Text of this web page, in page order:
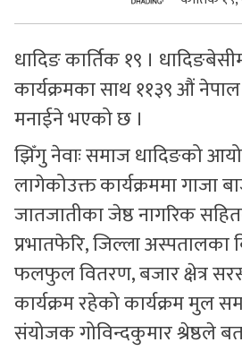
सुचनाहरु
स्वास्थ्य
भिडियो
धादिङ कार्तिक १९ ।
कार्यक्रमका साथ ११३९ औं
मनाईने भएको छ ।
झिँगु नेवाः समाज धादिङको
लागेकोउक्त कार्यक्रममा गाजा
जातजातीका जेष्ठ नागरिक
प्रभातफेरि, जिल्ला अस्पतालका
फलफुल वितरण, बजार क्षेत्र
कार्यक्रम रहेको कार्यक्रम मुल
संयोजक गोविन्दकुमार श्रेष्ठले